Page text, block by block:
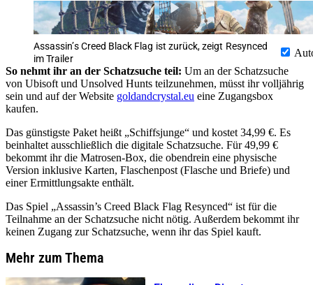
Assassin’s Creed Black Flag ist zurück, zeigt Resynced
im Trailer
So nehmt ihr an der Schatzsuche teil: Um an der Schatzsuche
von Ubisoft und Unsolved Hunts teilzunehmen, müsst ihr volljährig
sein und auf der Website goldandcrystal.eu eine Zugangsbox
kaufen.
Das günstigste Paket heißt „Schiffsjunge“ und kostet 34,99 €. Es
beinhaltet ausschließlich die digitale Schatzsuche. Für 49,99 €
bekommt ihr die Matrosen-Box, die obendrein eine physische
Version inklusive Karten, Flaschenpost (Flasche und Briefe) und
einer Ermittlungsakte enthält.
Das Spiel „Assassin’s Creed Black Flag Resynced“ ist für die
Teilnahme an der Schatzsuche nicht nötig. Außerdem bekommt ihr
keinen Zugang zur Schatzsuche, wenn ihr das Spiel kauft.
Mehr zum Thema